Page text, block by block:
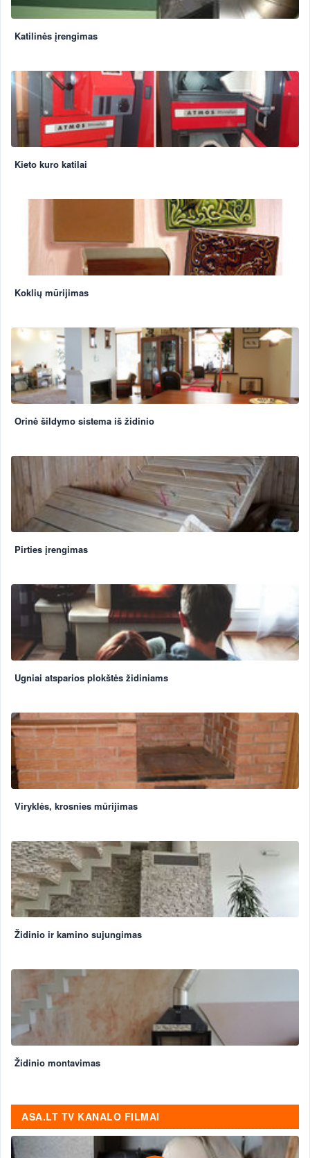
Katilinės įrengimas
Kieto kuro katilai
Koklių mūrijimas
Orinė šildymo sistema iš židinio
Pirties įrengimas
Ugniai atsparios plokštės židiniams
Viryklės, krosnies mūrijimas
Židinio ir kamino sujungimas
Židinio montavimas
ASA.LT TV KANALO FILMAI